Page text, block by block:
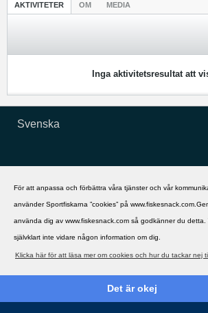
För att anpassa och förbättra våra tjänster och vår
använder Sportfiskarna ”cookies” på
använda dig av www.fiskesnack.com så godkänner du detta.
självklart inte vidare någon information om dig.
Klicka här för att läsa mer om cookies och hur du tackar nej
Det är okej
AKTIVITETER OM MEDIA
Inga aktivitetsresultat att
Svenska
Copyright ©2002 - 2021, FiskeSnack.com.
Copyright © 2026 MH Sub I, LLC
All times are GMT+1. This